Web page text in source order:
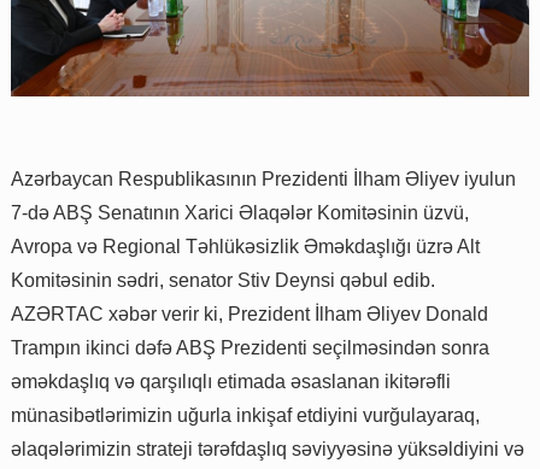
Azərbaycan Respublikasının Prezidenti İlham Əliyev iyulun
7-də ABŞ Senatının Xarici Əlaqələr Komitəsinin üzvü,
Avropa və Regional Təhlükəsizlik Əməkdaşlığı üzrə Alt
Komitəsinin sədri, senator Stiv Deynsi qəbul edib.
AZƏRTAC xəbər verir ki, Prezident İlham Əliyev Donald
Trampın ikinci dəfə ABŞ Prezidenti seçilməsindən sonra
əməkdaşlıq və qarşılıqlı etimada əsaslanan ikitərəfli
münasibətlərimizin uğurla inkişaf etdiyini vurğulayaraq,
əlaqələrimizin strateji tərəfdaşlıq səviyyəsinə yüksəldiyini və